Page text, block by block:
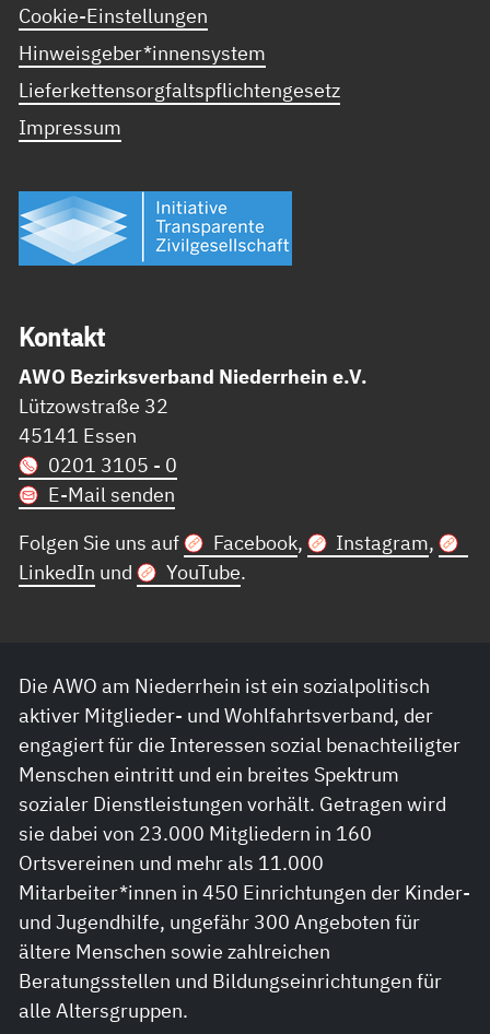
Cookie-Einstellungen
Hinweisgeber*innensystem
Lieferkettensorgfaltspflichtengesetz
Impressum
Kon­takt
AWO Bezirksverband Niederrhein e.V.
Lützowstraße 32
45141 Essen
0201 3105 - 0
E-Mail senden
Folgen Sie uns auf
Facebook, Instagram,
LinkedIn und YouTube.
Die AWO am Niederrhein ist ein sozialpolitisch
aktiver Mitglieder- und Wohlfahrtsverband, der
engagiert für die Interessen sozial benachteiligter
Menschen eintritt und ein breites Spektrum
sozialer Dienstleistungen vorhält. Getragen wird
sie dabei von 23.000 Mitgliedern in 160
Ortsvereinen und mehr als 11.000
Mitarbeiter*innen in 450 Einrichtungen der Kinder-
und Jugendhilfe, ungefähr 300 Angeboten für
ältere Menschen sowie zahlreichen
Beratungsstellen und Bildungseinrichtungen für
alle Altersgruppen.